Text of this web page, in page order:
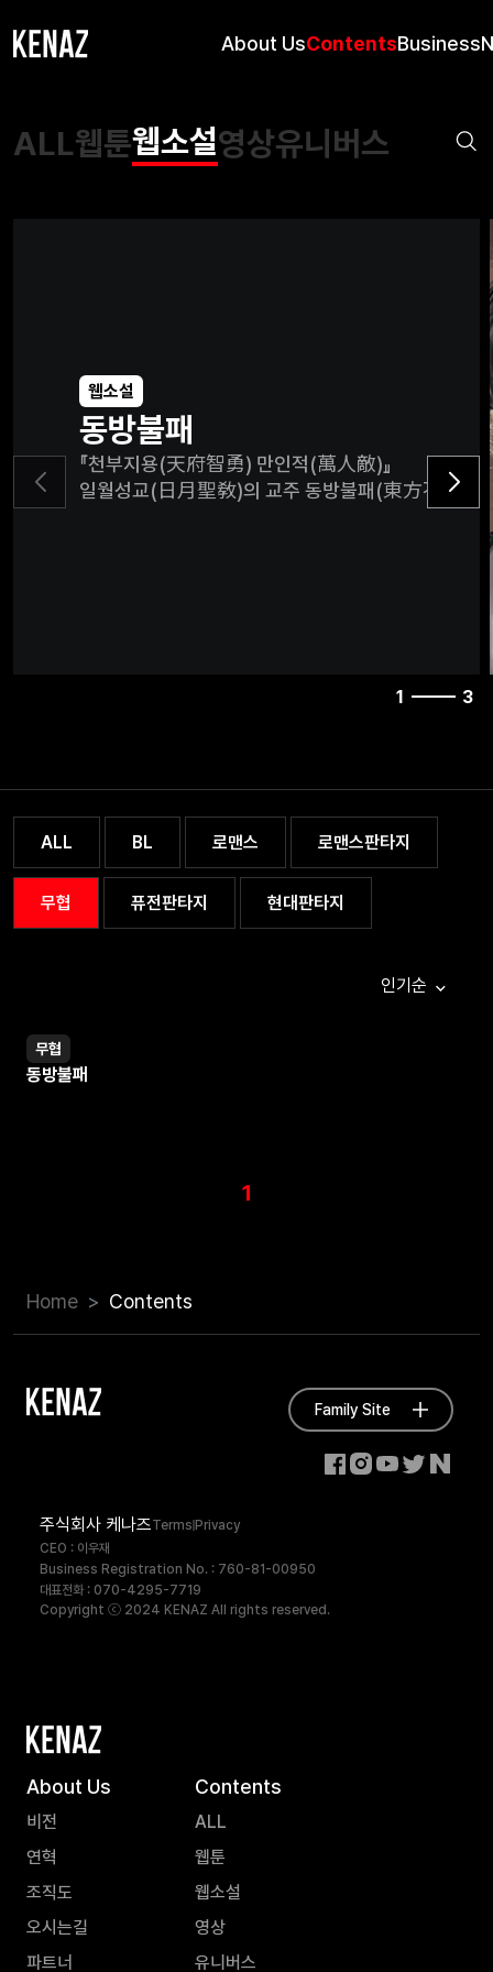
About UsContentsBusiness
ALL웹툰웹소설영상유니버스
웹소설
동방불패
『천부지용(天府智勇) 만인적(萬人敵)』
일월성교(日月聖敎)의 교주 동방불패(東方不敗).
정파 무림인들의 공격으로 생을 마감한 그는 어린아
1 3
ALL BL 로맨스 로맨스판타지
무협 퓨전판타지 현대판타지
인기순
웹소설
무협
동방불패
1
Home Contents
Family Site
주식회사 케나즈Terms Privacy
CEO : 이우재
Business Registration No. : 760-81-00950
대표전화 : 070-4295-7719
Copyright ⓒ 2024 KENAZ All rights reserved.
About Us
비전
연혁
조직도
오시는길
파트너
Contents
ALL
웹툰
웹소설
영상
유니버스